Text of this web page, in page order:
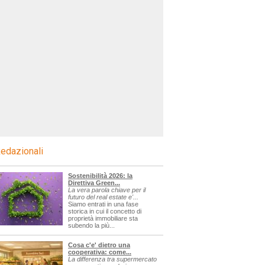
Sostenibilità 2026: la
Direttiva Green...
La vera parola chiave per il
futuro del real estate e'...
Siamo entrati in una fase
storica in cui il concetto di
proprietà immobiliare sta
subendo la più...
Cosa c'e' dietro una
cooperativa: come...
La differenza tra supermercato